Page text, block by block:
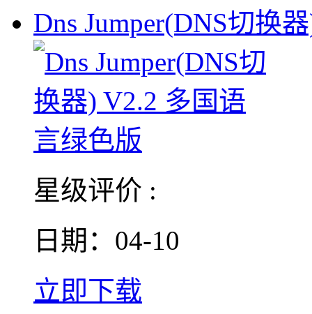
Dns Jumper(DNS切换
星级评价 :
日期：04-10
立即下载